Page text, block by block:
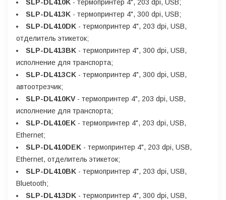
SLP-DL410K - термопринтер 4", 203 dpi, USB;
SLP-DL413K - термопринтер 4", 300 dpi, USB;
SLP-DL410DK - термопринтер 4", 203 dpi, USB,
отделитель этикеток;
SLP-DL413BK - термопринтер 4", 300 dpi, USB,
исполнение для транспорта;
SLP-DL413CK - термопринтер 4", 300 dpi, USB,
автоотрезчик;
SLP-DL410KV - термопринтер 4", 203 dpi, USB,
исполнение для транспорта;
SLP-DL410EK - термопринтер 4", 203 dpi, USB,
Ethernet;
SLP-DL410DEK - термопринтер 4", 203 dpi, USB,
Ethernet, отделитель этикеток;
SLP-DL410BK - термопринтер 4", 203 dpi, USB,
Bluetooth;
SLP-DL413DK - термопринтер 4", 300 dpi, USB,